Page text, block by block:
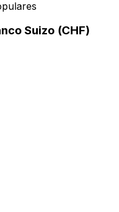
Suizo (CHF)